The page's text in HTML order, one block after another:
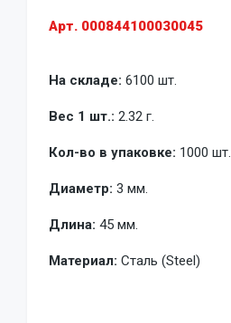
Арт. 000844100030045
На складе: 6100 шт.
Вес 1 шт.: 2.32 г.
Кол-во в упаковке: 1000 шт.
Диаметр: 3 мм.
Длина: 45 мм.
Материал: Сталь (Steel)